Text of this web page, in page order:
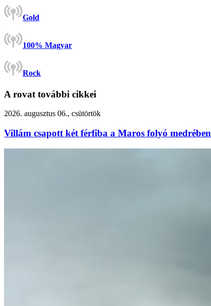
Gold
100% Magyar
Rock
A rovat további cikkei
2026. augusztus 06., csütörtök
Villám csapott két férfiba a Maros folyó medrében